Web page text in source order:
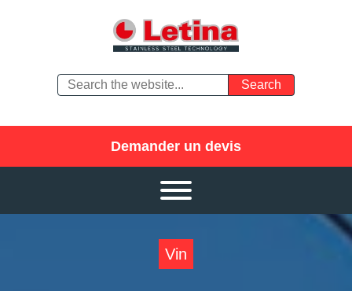
Demander un devis
Vin